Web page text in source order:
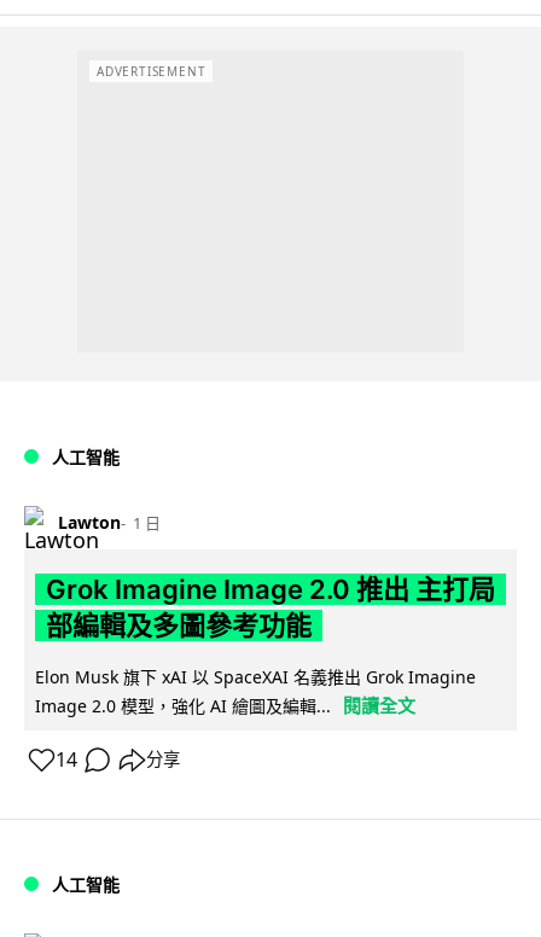
ADVERTISEMENT
人工智能
Lawton 1 日
Grok Imagine Image 2.0 推出 主打局
部編輯及多圖參考功能
Elon Musk 旗下 xAI 以 SpaceXAI 名義推出 Grok Imagine
Image 2.0 模型，強化 AI 繪圖及編輯...
閱讀全文
14 分享
人工智能